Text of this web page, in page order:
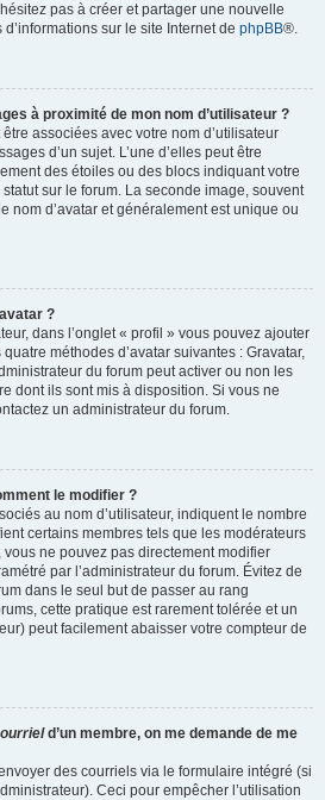
pas à créer et partager une nouvelle
sur le site Internet de phpBB®.
à proximité de mon nom d’utilisateur ?
associées avec votre nom d’utilisateur
d’un sujet. L’une d’elles peut être
des étoiles ou des blocs indiquant votre
sur le forum. La seconde image, souvent
nom d’avatar et généralement est unique ou
?
dans l’onglet « profil » vous pouvez ajouter
méthodes d’avatar suivantes : Gravatar,
du forum peut activer ou non les
dont ils sont mis à disposition. Si vous ne
un administrateur du forum.
le modifier ?
au nom d’utilisateur, indiquent le nombre
certains membres tels que les modérateurs
ne pouvez pas directement modifier
par l’administrateur du forum. Évitez de
dans le seul but de passer au rang
cette pratique est rarement tolérée et un
peut facilement abaisser votre compteur de
d’un membre, on me demande de me
des courriels via le formulaire intégré (si
Ceci pour empêcher l’utilisation